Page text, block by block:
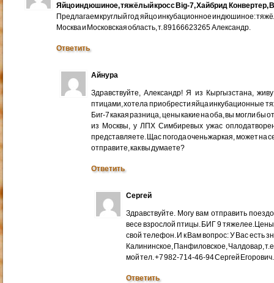
Яйцо индюшиное, тяжёлый кросс Big-7, Хайбрид Конвертер,
Предлагаем круглый год яйцо инкубационное индюшиное:
Москва и Московская область, т. 89166623265 Александр.
Ответить
Айнура
Здравствуйте, Александр! Я из Кыргызстана,
птицами, хотела приобрести яйца инкубационные
Биг-7 какая разница, цены какие на оба, вы могли бы
из Москвы, у ЛПХ Симбиревых ужас
представляете. Щас погода очень жаркая, может на
отправите, как вы думаете?
Ответить
Сергей
Здравствуйте. Могу вам отправить
весе взрослой птицы. БИГ 9
свой телефон. И к Вам вопрос: У Вас есть
Калининское, Панфиловское, Чалдовар,
мой тел. +7 982-714-46-94 Сергей Егорович.
Ответить